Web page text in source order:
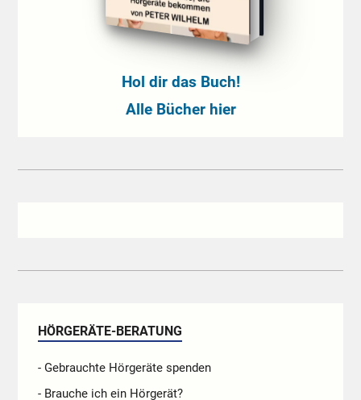
Hol dir das Buch!
Alle Bücher hier
HÖRGERÄTE-BERATUNG
- Gebrauchte Hörgeräte spenden
- Brauche ich ein Hörgerät?